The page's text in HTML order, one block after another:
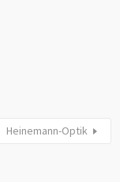
Heinemann-Optik